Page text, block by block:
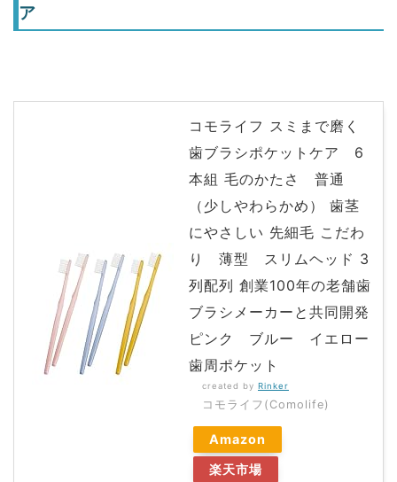
ア
コモライフ スミまで磨く
歯ブラシポケットケア 6
本組 毛のかたさ 普通
（少しやわらかめ） 歯茎
にやさしい 先細毛 こだわ
り 薄型 スリムヘッド 3
列配列 創業100年の老舗歯
ブラシメーカーと共同開発
ピンク ブルー イエロー
歯周ポケット
created by Rinker
コモライフ(Comolife)
Amazon
楽天市場